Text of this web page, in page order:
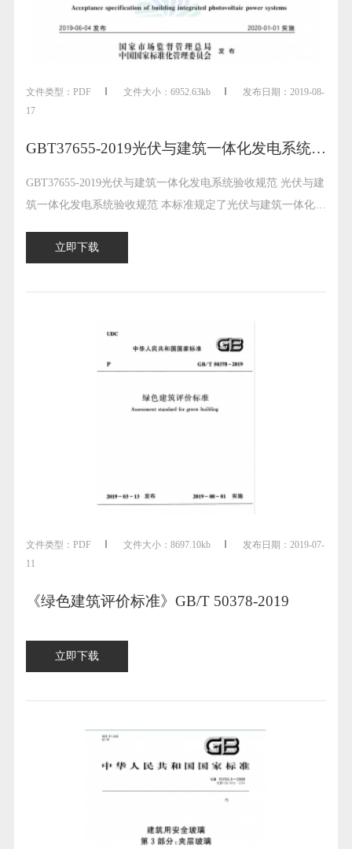
文件类型： PDF 文件大小： 6952.63kb 发布日期： 2019-08-
17
GBT37655-2019光伏与建筑一体化发电系统验收规范
GBT37655-2019光伏与建筑一体化发电系统验收规范 光伏与建
筑一体化发电系统验收规范 本标准规定了光伏与建筑一体化发
程验收、电气工程验收、系统整体验收等分项验收的内容。 本
一
立即下载
文件类型： PDF 文件大小： 8697.10kb 发布日期： 2019-07-
11
《绿色建筑评价标准》GB/T 50378-2019
立即下载